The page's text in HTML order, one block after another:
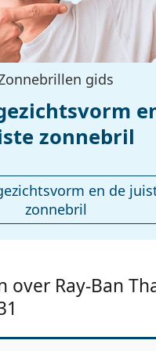
Fashion
No
gids
zonnebril
en de
zonnebril
over Ray-Ban